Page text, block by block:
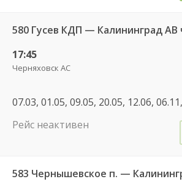
17:45
Черняховск АС
Рейс неактивен